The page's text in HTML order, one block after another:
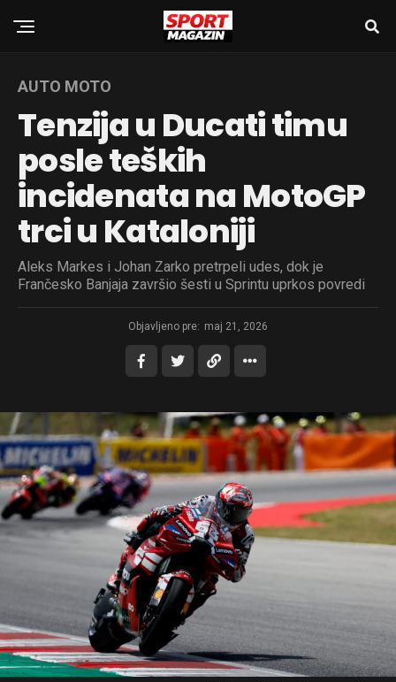
AUTO MOTO
Tenzija u Ducati timu
posle teških
incidenata na MotoGP
trci u Kataloniji
Aleks Markes i Johan Zarko pretrpeli udes, dok je
Frančesko Banjaja završio šesti u Sprintu uprkos povredi
Objavljeno pre: maj 21, 2026